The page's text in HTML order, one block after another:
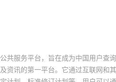
共服务平台，旨在成为中国用户查
资讯的第一平台。它通过互联网和